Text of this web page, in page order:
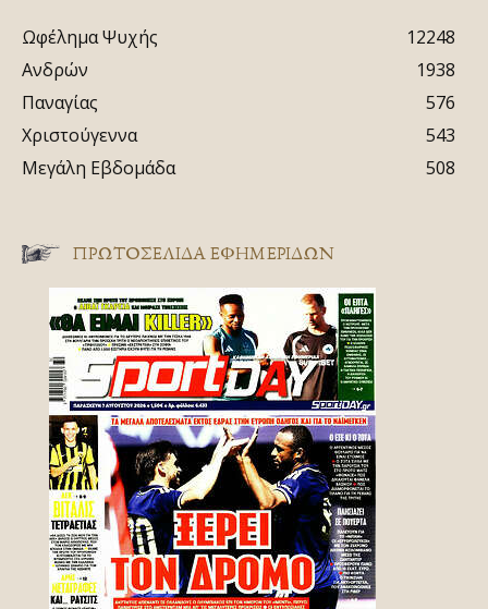
Ωφέλημα Ψυχής
12248
Ανδρών
1938
Παναγίας
576
Χριστούγεννα
543
Μεγάλη Εβδομάδα
508
ΠΡΩΤΟΣΈΛΙΔΑ ΕΦΗΜΕΡΊΔΩΝ